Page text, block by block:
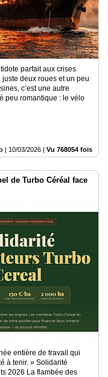
parfait aux crises
juste deux roues et un peu
c’est une autre
peu romantique : le vélo
| 10/03/2026 | Vu 768054 fois
de Turbo Céréal face
entière de travail qui
à tenir. » Solidarité
2026 La flambée des